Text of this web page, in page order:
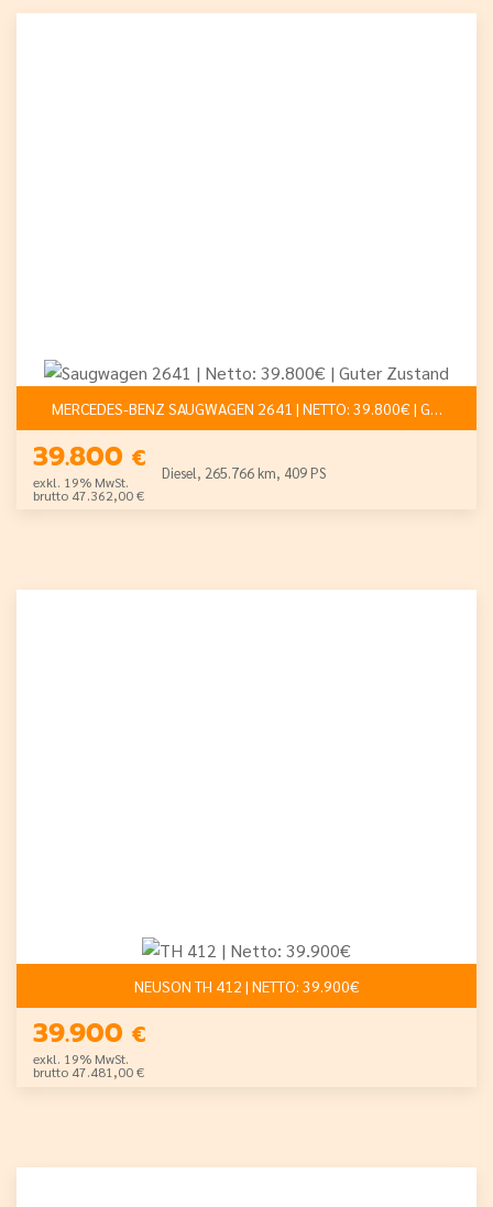
MERCEDES-BENZ SAUGWAGEN 2641 | NETTO: 39.800€ |
39.800 €
exkl. 19% MwSt.
brutto 47.362,00 €
Diesel, 265.766 km, 409 PS
NEUSON TH 412 | NETTO: 39.900€
39.900 €
exkl. 19% MwSt.
brutto 47.481,00 €